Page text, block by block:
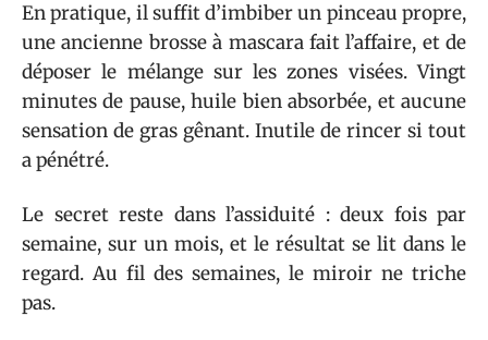
En pratique, il suffit d’imbiber un pinceau propre,
une ancienne brosse à mascara fait l’affaire, et de
déposer le mélange sur les zones visées. Vingt
minutes de pause, huile bien absorbée, et aucune
sensation de gras gênant. Inutile de rincer si tout
a pénétré.
Le secret reste dans l’assiduité : deux fois par
semaine, sur un mois, et le résultat se lit dans le
regard. Au fil des semaines, le miroir ne triche
pas.